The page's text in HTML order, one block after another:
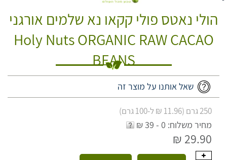
הולי נאטס פולי קקאו נא שלמים אורגני
Holy Nuts ORGANIC RAW CACAO
BEANS
שאל אותנו על מוצר זה
250 גרם (11.96 ₪ ל-100 גרם)
מחיר משלוח: 0 - 39 ₪
29.90 ₪